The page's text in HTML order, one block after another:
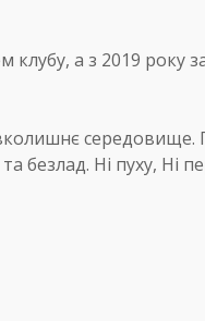
клубу, а з 2019 року
середовище.
безлад. Ні пуху, Ні